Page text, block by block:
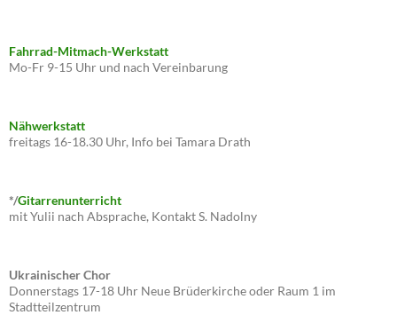
Fahrrad-Mitmach-Werkstatt
Mo-Fr 9-15 Uhr und nach Vereinbarung
Nähwerkstatt
freitags 16-18.30 Uhr, Info bei Tamara Drath
*/Gitarrenunterricht
mit Yulii nach Absprache, Kontakt S. Nadolny
Ukrainischer Chor
Donnerstags 17-18 Uhr Neue Brüderkirche oder Raum 1 im
Stadtteilzentrum